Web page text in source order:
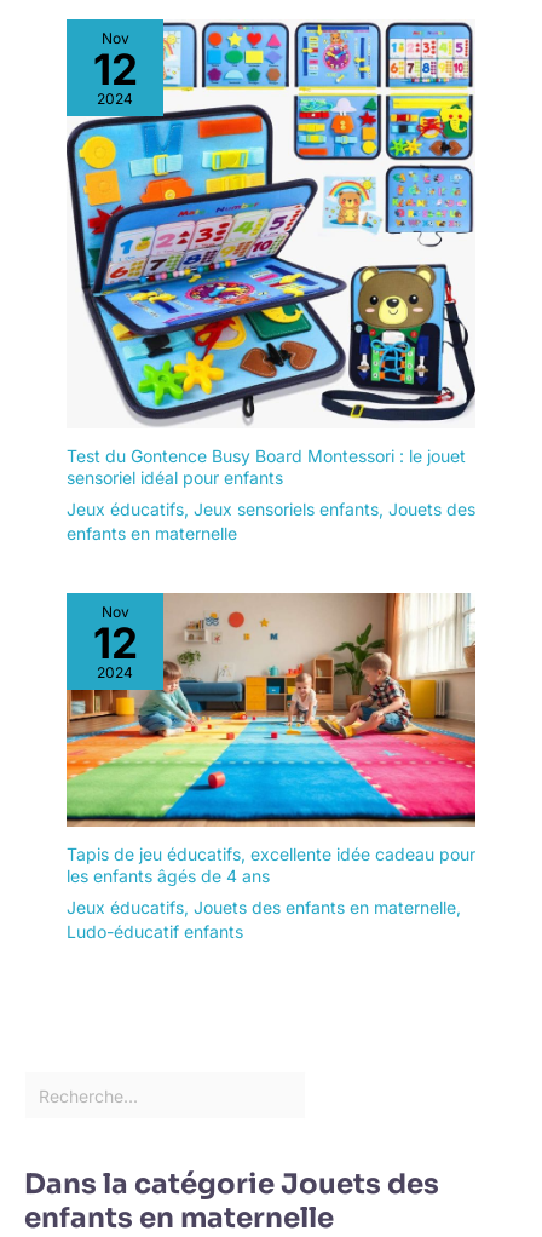
Nov
12
2024
Test du Gontence Busy Board Montessori : le jouet
sensoriel idéal pour enfants
Jeux éducatifs, Jeux sensoriels enfants, Jouets des
enfants en maternelle
Nov
12
2024
Tapis de jeu éducatifs, excellente idée cadeau pour
les enfants âgés de 4 ans
Jeux éducatifs, Jouets des enfants en maternelle,
Ludo-éducatif enfants
Dans la catégorie Jouets des
enfants en maternelle